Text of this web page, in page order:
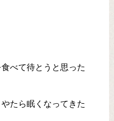
べて待とうと思った
たら眠くなってきた